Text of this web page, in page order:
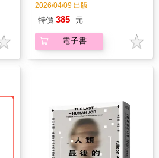
2026/04/09 出版
特價 385 元
電子書